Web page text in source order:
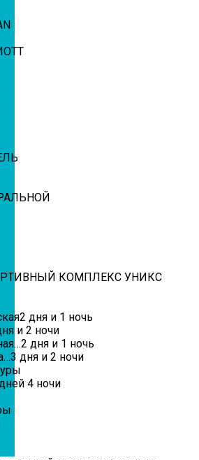
КОМПЛЕКС УНИКС
2 дня и 1 ночь
и 2 ночи
2 дня и 1 ночь
3 дня и 2 ночи
4 ночи